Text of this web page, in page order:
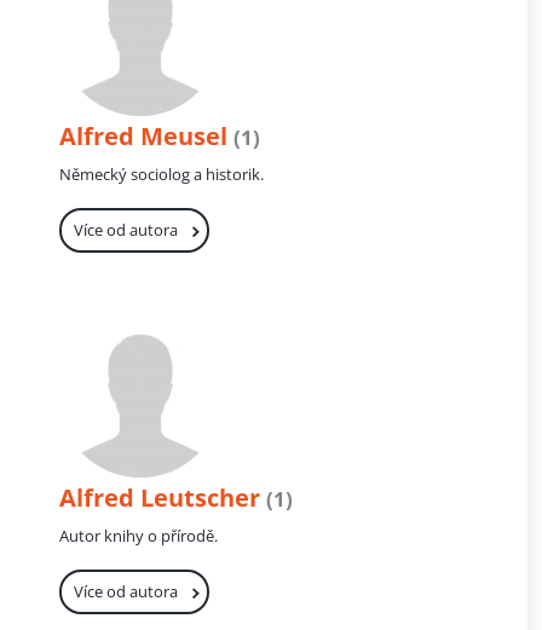
Alfred Meusel (1)
Německý sociolog a historik.
Více od autora
Alfred Leutscher (1)
Autor knihy o přírodě.
Více od autora